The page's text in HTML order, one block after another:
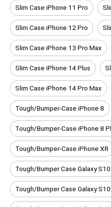
Slim Case iPhone 11 Pro
Slim Case iPhone 12 Pro
Slim Case iPhone 13 Pro Max
Slim Case iPhone 14 Plus
Slim Case iPhone 14 Pro Max
Tough/Bumper-Case iPhone 8
Tough/Bumper-Case iPhone 8
Tough/Bumper-Case iPhone XR
Tough/Bumper Case Galaxy S10
Tough/Bumper Case Galaxy